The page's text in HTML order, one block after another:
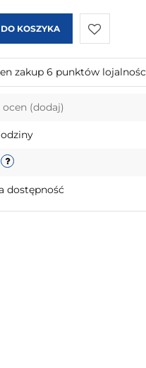
DO KOSZYKA
Do
zakup 6 punktów
ocen (dodaj)
dostępność